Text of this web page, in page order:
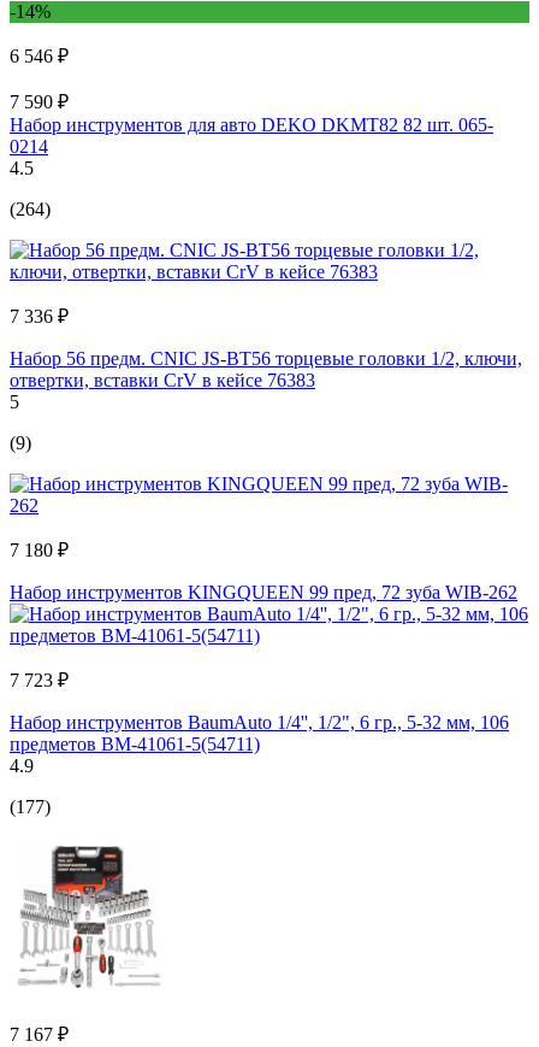
-14%
6 546 ₽
7 590 ₽
Набор инструментов для авто DEKO DKMT82 82 шт. 065-
0214
4.5
(264)
7 336 ₽
Набор 56 предм. CNIC JS-BT56 торцевые головки 1/2, ключи,
отвертки, вставки CrV в кейсе 76383
5
(9)
7 180 ₽
Набор инструментов KINGQUEEN 99 пред, 72 зуба WIB-262
7 723 ₽
Набор инструментов BaumAuto 1/4'', 1/2", 6 гр., 5-32 мм, 106
предметов BM-41061-5(54711)
4.9
(177)
7 167 ₽